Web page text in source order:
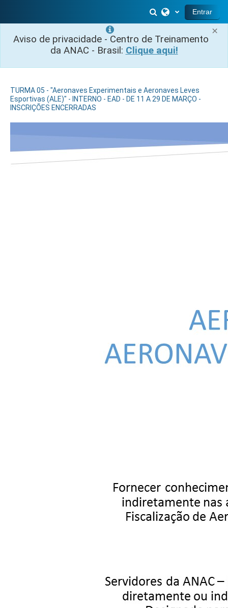
×
Aviso de privacidade - Centro de Treinamento
da ANAC - Brasil: Clique aqui!
Selector de
Entrar
TURMA 05 - "Aeronaves Experimentais e Aeronaves Leves
Esportivas (ALE)" - INTERNO - EAD - DE 11 A 29 DE MARÇO -
INSCRIÇÕES ENCERRADAS